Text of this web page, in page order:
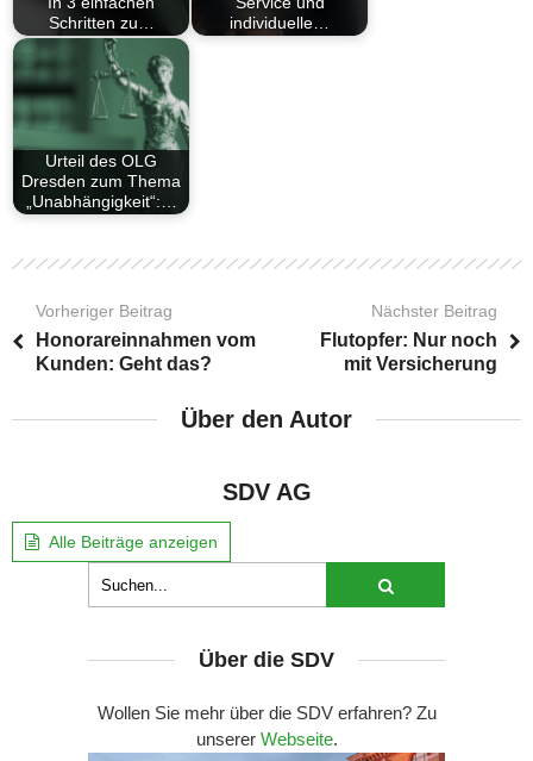
Schritten zu…
individuelle…
Urteil des OLG
Dresden zum Thema
„Unabhängigkeit“:…
Vorheriger Beitrag
Honorareinnahmen vom
Kunden: Geht das?
Nächster Beitrag
Flutopfer: Nur noch
mit Versicherung
Über den Autor
SDV AG
Alle Beiträge anzeigen
Über die SDV
Wollen Sie mehr über die SDV erfahren? Zu
unserer Webseite.